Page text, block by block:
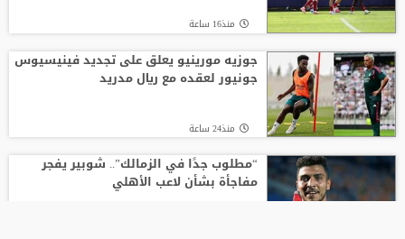
منذ16 ساعة
جوزيه مورينيو يعلق على تجديد فينيسيوس
جونيور لعقده مع ريال مدريد
منذ24 ساعة
“مطلوب جدًا في الزمالك”.. شوبير يفجر
مفاجأة بشأن لاعب الأهلي